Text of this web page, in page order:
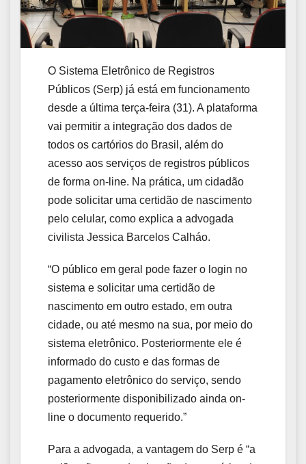
O Sistema Eletrônico de Registros
Públicos (Serp) já está em funcionamento
desde a última terça-feira (31). A plataforma
vai permitir a integração dos dados de
todos os cartórios do Brasil, além do
acesso aos serviços de registros públicos
de forma on-line. Na prática, um cidadão
pode solicitar uma certidão de nascimento
pelo celular, como explica a advogada
civilista Jessica Barcelos Calháo.
“O público em geral pode fazer o login no
sistema e solicitar uma certidão de
nascimento em outro estado, em outra
cidade, ou até mesmo na sua, por meio do
sistema eletrônico. Posteriormente ele é
informado do custo e das formas de
pagamento eletrônico do serviço, sendo
posteriormente disponibilizado ainda on-
line o documento requerido.”
Para a advogada, a vantagem do Serp é “a